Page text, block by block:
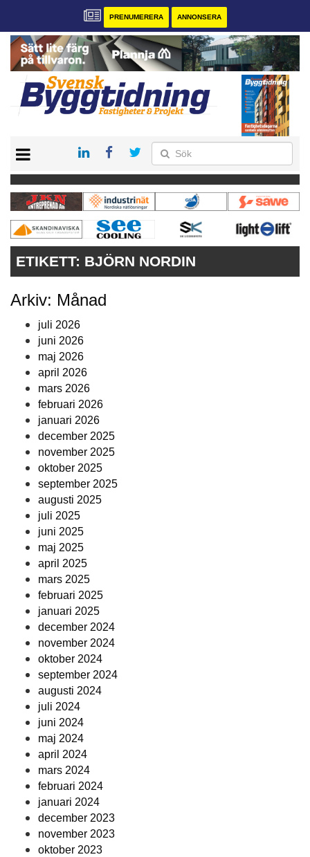
PRENUMERERA ANNONSERA
PRENUMERERA
VÅRA ANDRA MAGASIN
ANNONSERA
KONTAKT
ETIKETT: BJÖRN NORDIN
Arkiv: Månad
juli 2026
juni 2026
maj 2026
april 2026
mars 2026
februari 2026
januari 2026
december 2025
november 2025
oktober 2025
september 2025
augusti 2025
juli 2025
juni 2025
maj 2025
april 2025
mars 2025
februari 2025
januari 2025
december 2024
november 2024
oktober 2024
september 2024
augusti 2024
juli 2024
juni 2024
maj 2024
april 2024
mars 2024
februari 2024
januari 2024
december 2023
november 2023
oktober 2023